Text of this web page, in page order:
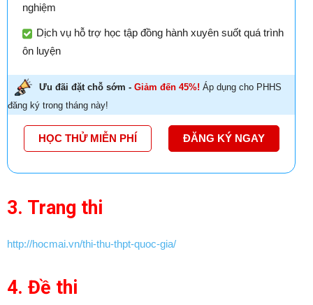
nghiệm
Dịch vụ hỗ trợ học tập đồng hành xuyên suốt quá trình
ôn luyện
Ưu đãi đặt chỗ sớm - Giảm đến 45%! Áp dụng cho PHHS
đăng ký trong tháng này!
HỌC THỬ MIỄN PHÍ ĐĂNG KÝ NGAY
3. Trang thi
http://hocmai.vn/thi-thu-thpt-quoc-gia/
4. Đề thi